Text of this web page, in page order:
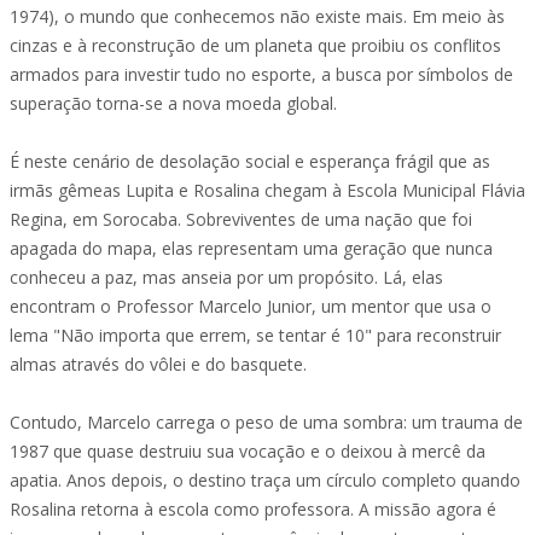
1974), o mundo que conhecemos não existe mais. Em meio às
cinzas e à reconstrução de um planeta que proibiu os conflitos
armados para investir tudo no esporte, a busca por símbolos de
superação torna-se a nova moeda global.
É neste cenário de desolação social e esperança frágil que as
irmãs gêmeas Lupita e Rosalina chegam à Escola Municipal Flávia
Regina, em Sorocaba. Sobreviventes de uma nação que foi
apagada do mapa, elas representam uma geração que nunca
conheceu a paz, mas anseia por um propósito. Lá, elas
encontram o Professor Marcelo Junior, um mentor que usa o
lema "Não importa que errem, se tentar é 10" para reconstruir
almas através do vôlei e do basquete.
Contudo, Marcelo carrega o peso de uma sombra: um trauma de
1987 que quase destruiu sua vocação e o deixou à mercê da
apatia. Anos depois, o destino traça um círculo completo quando
Rosalina retorna à escola como professora. A missão agora é